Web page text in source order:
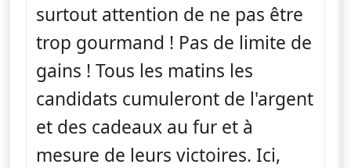
surtout attention de ne pas être
trop gourmand ! Pas de limite de
gains ! Tous les matins les
candidats cumuleront de l'argent
et des cadeaux au fur et à
mesure de leurs victoires. Ici,